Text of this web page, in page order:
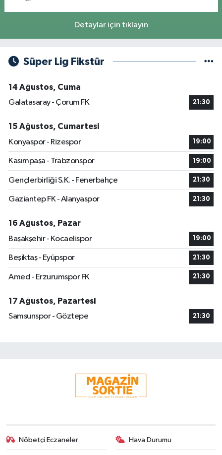
Detaylar için tıklayın
Süper Lig Fikstür
14 Ağustos, Cuma
Galatasaray - Çorum FK
21:30
15 Ağustos, Cumartesi
Konyaspor - Rizespor
19:00
Kasımpaşa - Trabzonspor 19:00
Gençlerbirliği S.K. - Fenerbahçe 21:30
Gaziantep FK - Alanyaspor 21:30
16 Ağustos, Pazar
Başakşehir - Kocaelispor
19:00
Beşiktaş - Eyüpspor 21:30
Amed - Erzurumspor FK 21:30
17 Ağustos, Pazartesi
Samsunspor - Göztepe
21:30
Nöbetçi Eczaneler Hava Durumu